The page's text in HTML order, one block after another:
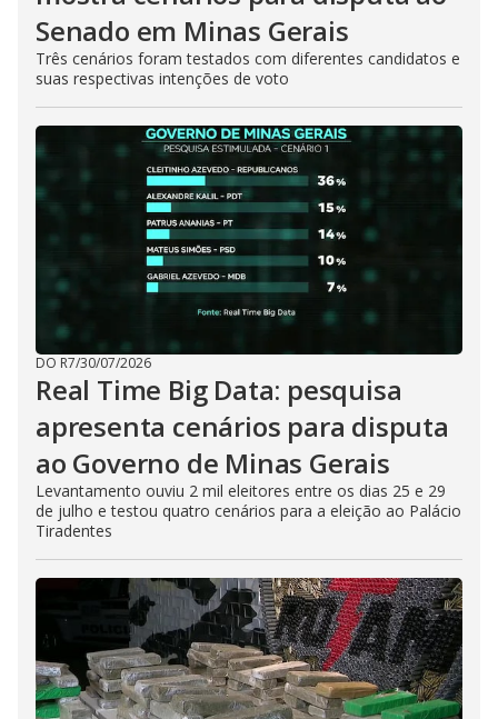
Senado em Minas Gerais
Três cenários foram testados com diferentes candidatos e
suas respectivas intenções de voto
DO R7/30/07/2026
Real Time Big Data: pesquisa
apresenta cenários para disputa
ao Governo de Minas Gerais
Levantamento ouviu 2 mil eleitores entre os dias 25 e 29
de julho e testou quatro cenários para a eleição ao Palácio
Tiradentes